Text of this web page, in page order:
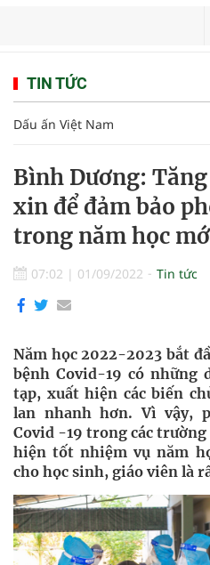
TIN TỨC
Dấu ấn Việt Nam
Bình Dương:
xin để đảm bảo
trong năm học
07:02 | 01/09/2022 Tin tức
Năm học 2022-2023 bắt
bệnh Covid-19 có những
tạp, xuất hiện các biến
lan nhanh hơn. Vì vậy,
Covid -19 trong các trường
hiện tốt nhiệm vụ năm
cho học sinh, giáo viên là